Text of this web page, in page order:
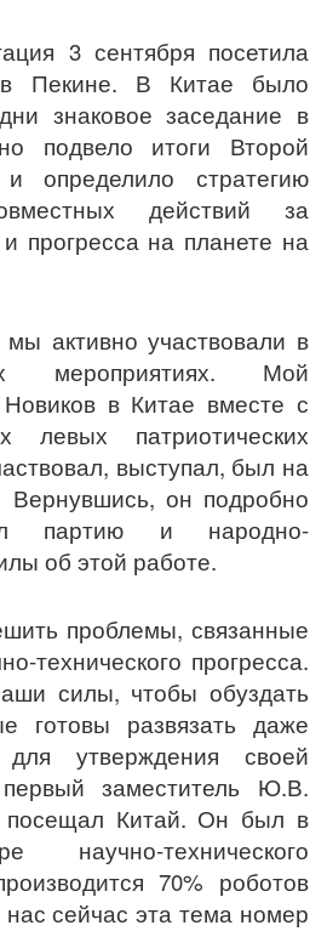
3 сентября посетила
Пекине. В Китае было
знаковое заседание в
подвело итоги Второй
определило стратегию
действий за
прогресса на планете на
активно участвовали в
мероприятиях. Мой
в Китае вместе с
левых патриотических
выступал, был на
Вернувшись, он подробно
партию и народно-
об этой работе.
проблемы, связанные
технического прогресса.
силы, чтобы обуздать
готовы развязать даже
утверждения своей
заместитель Ю.В.
Китай. Он был в
научно-технического
70% роботов
сейчас эта тема номер